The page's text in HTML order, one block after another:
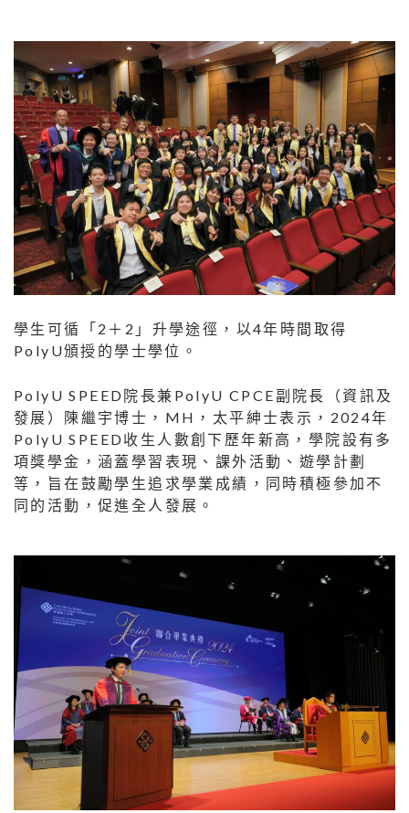
學生可循「2＋2」升學途徑，以4年時間取得
PolyU頒授的學士學位。
PolyU SPEED院長兼PolyU CPCE副院長（資訊及
發展）陳繼宇博士，MH，太平紳士表示，2024年
PolyU SPEED收生人數創下歷年新高，學院設有多
項獎學金，涵蓋學習表現、課外活動、遊學計劃
等，旨在鼓勵學生追求學業成績，同時積極參加不
同的活動，促進全人發展。